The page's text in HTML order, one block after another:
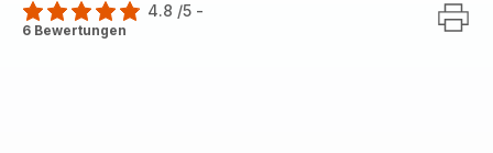
ratings.4.8
4.8 /5 -
6 Bewertungen